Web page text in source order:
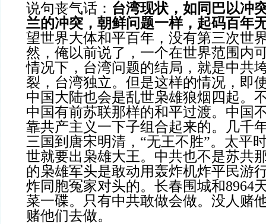
说句丧气话： 台湾现状，如同巴以冲
兰的冲突，朝鲜问题一样，起码百年
望世界大体和平百年，没有第三次世
然，俺以前说了，一个在世界范围内
情况下，台湾问题的结局，就是中共
裂，台湾独立。但是这样的情况，即
中国大陆也会是乱世枭雄狼烟四起。
中国有前苏联那样的和平过渡。中国
靠共产主义一下子组合起来的。几千
三国到唐宋明清，“无王不胜”。太平
世就要出枭雄大王。中共也不是苏共
的枭雄军头是敢动用轰炸机炸平民游
炸同胞冤家对头的。长春围城和8964
菜一碟。只有中共敢做会做。没人赌
赌他们去做。